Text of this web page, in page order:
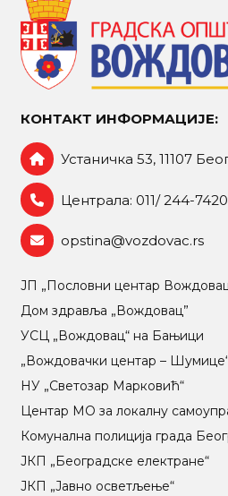
КОНТАКТ ИНФОРМАЦИЈЕ:
Устаничка 53, 11107
Централа: 011/ 244-7420
opstina@vozdovac.rs
ЈП „Пословни центар
Дом здравља „Вождовац”
УСЦ „Вождовац“ на Бањици
„Вождовачки центар –
НУ „Светозар Марковић“
Центар МO за локалну
Комунална полиција града
ЈКП „Београдске електране“
ЈКП „Јавно осветљење“